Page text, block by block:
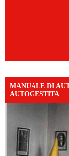
MANUALE DI
AUTOGESTITA